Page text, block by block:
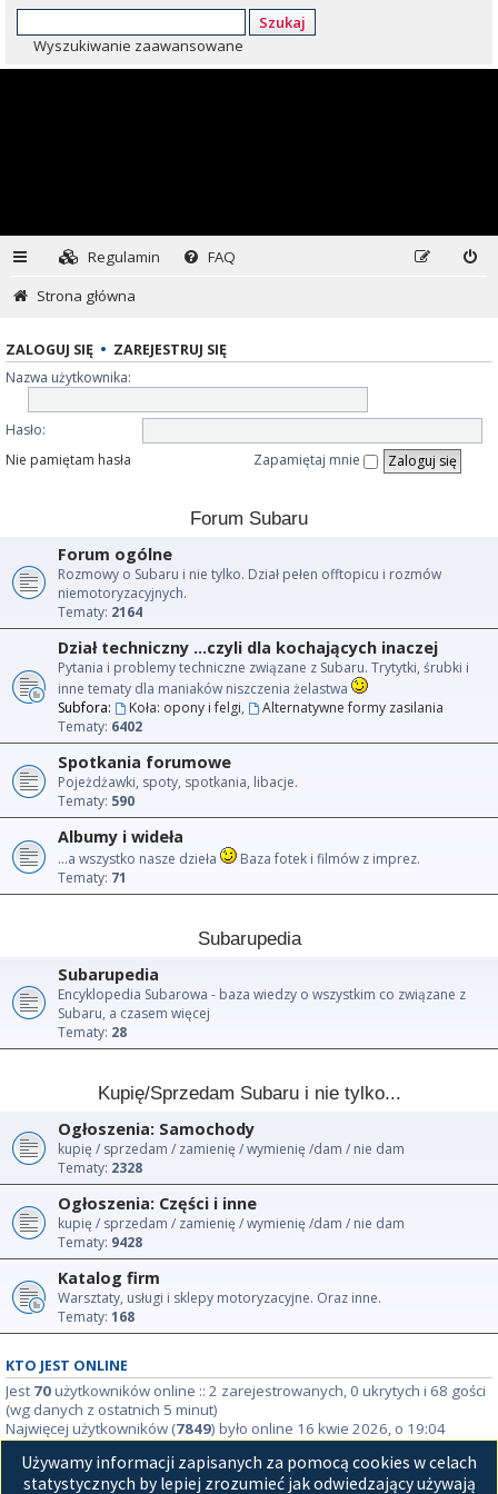
Szukaj
Wyszukiwanie zaawansowane
Regulamin
FAQ
Strona główna
ZALOGUJ SIĘ • ZAREJESTRUJ SIĘ
Nazwa użytkownika:
Hasło:
Nie pamiętam hasła
Zapamiętaj mnie
Forum Subaru
Forum ogólne
Rozmowy o Subaru i nie tylko. Dział pełen offtopicu i rozmów
niemotoryzacyjnych.
Tematy: 2164
Dział techniczny ...czyli dla kochających inaczej
Pytania i problemy techniczne związane z Subaru. Trytytki, śrubki i
inne tematy dla maniaków niszczenia żelastwa
Subfora:
Koła: opony i felgi,
Alternatywne formy zasilania
Tematy: 6402
Spotkania forumowe
Pojeżdżawki, spoty, spotkania, libacje.
Tematy: 590
Albumy i wideła
...a wszystko nasze dzieła
Baza fotek i filmów z imprez.
Tematy: 71
Subarupedia
Subarupedia
Encyklopedia Subarowa - baza wiedzy o wszystkim co związane z
Subaru, a czasem więcej
Tematy: 28
Kupię/Sprzedam Subaru i nie tylko...
Ogłoszenia: Samochody
kupię / sprzedam / zamienię / wymienię /dam / nie dam
Tematy: 2328
Ogłoszenia: Części i inne
kupię / sprzedam / zamienię / wymienię /dam / nie dam
Tematy: 9428
Katalog firm
Warsztaty, usługi i sklepy motoryzacyjne. Oraz inne.
Tematy: 168
KTO JEST ONLINE
Jest 70użytkowników online :: 2 zarejestrowanych, 0 ukrytych i 68 gości
(wg danych z ostatnich 5 minut)
Najwięcej użytkowników (7849) było online 16 kwie 2026, o 19:04
STATYSTYKI
Używamy informacji zapisanych za pomocą cookies w celach
statystycznych by lepiej zrozumieć jak odwiedzający używają